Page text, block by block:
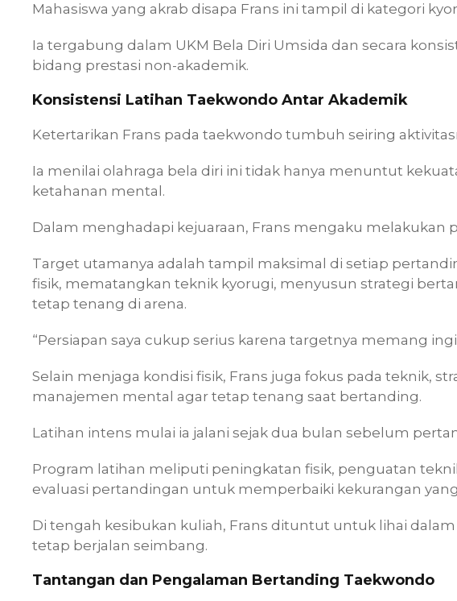
Mahasiswa yang akrab disapa Frans ini tampil di kategori
Ia tergabung dalam UKM Bela Diri Umsida dan secara
bidang prestasi non-akademik.
Konsistensi Latihan Taekwondo Antar Akademik
Ketertarikan Frans pada taekwondo tumbuh seiring
Ia menilai olahraga bela diri ini tidak hanya menuntut
ketahanan mental.
Dalam menghadapi kejuaraan, Frans mengaku melakukan
Target utamanya adalah tampil maksimal di setiap
fisik, mematangkan teknik kyorugi, menyusun strategi
tetap tenang di arena.
“Persiapan saya cukup serius karena targetnya memang
Selain menjaga kondisi fisik, Frans juga fokus pada teknik,
manajemen mental agar tetap tenang saat bertanding.
Latihan intens mulai ia jalani sejak dua bulan sebelum
Program latihan meliputi peningkatan fisik, penguatan
evaluasi pertandingan untuk memperbaiki kekurangan
Di tengah kesibukan kuliah, Frans dituntut untuk lihai
tetap berjalan seimbang.
Tantangan dan Pengalaman Bertanding Taekwondo